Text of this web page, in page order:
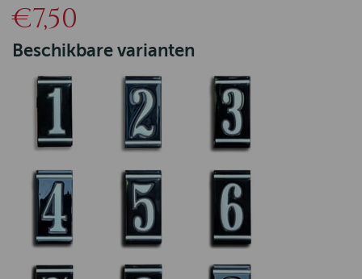
€7,50
Beschikbare varianten